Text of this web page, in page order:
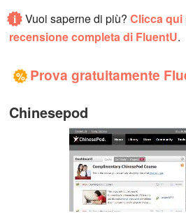
i Vuoi saperne di più?Clicca qui
recensione completa di FluentU.
% Prova gratuitamente
Chinesepod